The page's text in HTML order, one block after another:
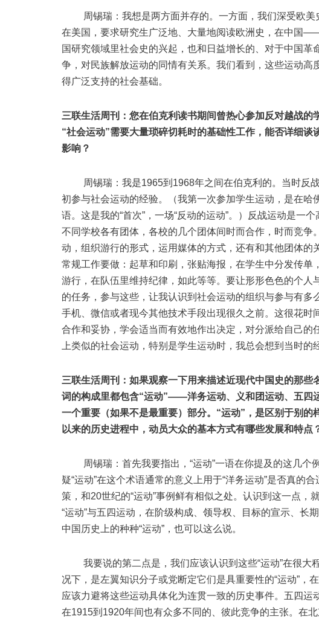
周锡瑞：我想是两方面并存的。一方面，我们深受欧美
在美国，要求研究生广泛地、大量地阅读欧洲史，在中国
国研究领域里社会史的兴起，也和日益增长的、对于中国
争，对民族解放运动的同情有关系。我们看到，这些运动
得广泛支持的社会基础。
三联生活周刊：您在伯克利读书期间曾热心参加反对越战
“社会运动”需要大量琐碎切耗时的基础性工作，能否详细
影响？
周锡瑞：我是1965到1968年之间在伯克利的。当时反战
初参与社会运动的经验。（我第一次参加学生运动，是在
语。这是我的“首次”，一场“反动的运动”。）反战运动是一
不同学校各有团体，各校的几个团体间时而合作，时而竞
动，组织游行的形式，运用媒体的方式，还有和其他团体
常规工作要做：起草和印刷，张贴海报，在学生中分发传
游行，在队伍里维持纪律，如此等等。要让形形色色的个
的任务，参与这些，让我认识到社会运动的组织与参与有多
手机、微信或者现今其他技术手段出现很久之前。这很花
合作和妥协，学会适当而有效地作出决定，对分派给自己
上类似的社会运动，特别是学生运动时，我总会想到当时的
三联生活周刊：如果观察一下用来描述近现代中国史的那
词的构成里都包含“运动”——洋务运动、义和团运动、五四
一个重要（如果不是最重要）部分。“运动”，是区别于别
以来的历史进程中，动员大众的基本方式有哪些发展和特点
周锡瑞：首先我要指出，“运动”一语在你提及的这几个
疑“运动”在这个术语通常的意义上用于“洋务运动”是否真的
策，和20世纪的“运动”事例鲜有相似之处。认识到这一点，
“运动”与五四运动，在阶级构成、领导权、目标的宣示、长
中国历史上的种种“运动”，也可以这么说。
我要说的第二点是，我们应该认识到这些“运动”在很大
况下，是左翼知识分子或党断定它们是具重要性的“运动”，
应该力避将这些运动具体化为连贯一致的历史事件。五四运
在1915到1920年间也有众多不同的、彼此竞争的主张。在